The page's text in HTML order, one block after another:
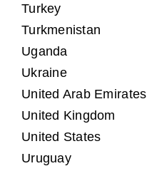
Turkey
Turkmenistan
Uganda
Ukraine
United Arab Emirates
United Kingdom
United States
Uruguay